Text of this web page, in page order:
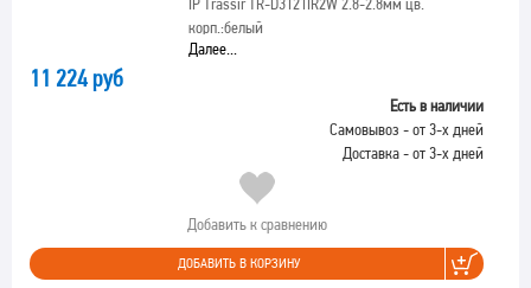
корп.:белый
Далее...
11 224 руб
Есть в наличии
Самовывоз - от 3-х дней
Доставка - от 3-х дней
Добавить к сравнению
ДОБАВИТЬ В КОРЗИНУ